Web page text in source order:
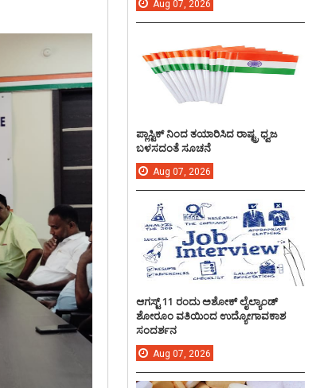
Aug 07, 2026
ಪ್ಲಾಸ್ಟಿಕ್ ನಿಂದ ತಯಾರಿಸಿದ ರಾಷ್ಟ್ರ ಧ್ವಜ
ಬಳಸದಂತೆ ಸೂಚನೆ
Aug 07, 2026
ಆಗಸ್ಟ್ 11 ರಂದು ಅಶೋಕ್ ಲೈಲ್ಯಾಂಡ್
ಶೋರೂಂ ವತಿಯಿಂದ ಉದ್ಯೋಗಾವಕಾಶ
ಸಂದರ್ಶನ
Aug 07, 2026